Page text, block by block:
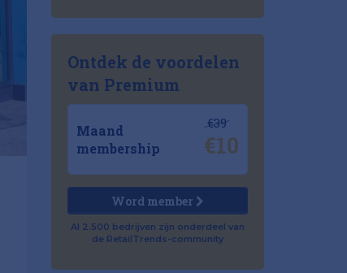
Ontdek de voordelen
van Premium
Maand
membership
€39
€10
Word member
Al 2.500 bedrijven zijn onderdeel van
de RetailTrends-community